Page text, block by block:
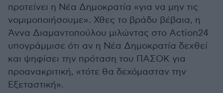
προτείνει η Νέα Δημοκρατία «για να μην τις
νομιμοποιήσουμε». Χθες το βράδυ βέβαια, η
Άννα Διαμαντοπούλου μιλώντας στο Action24
υπογράμμισε ότι αν η Νέα Δημοκρατία δεχθεί
και ψηφίσει την πρόταση του ΠΑΣΟΚ για
προανακριτική, «τότε θα δεχόμασταν την
Εξεταστική».